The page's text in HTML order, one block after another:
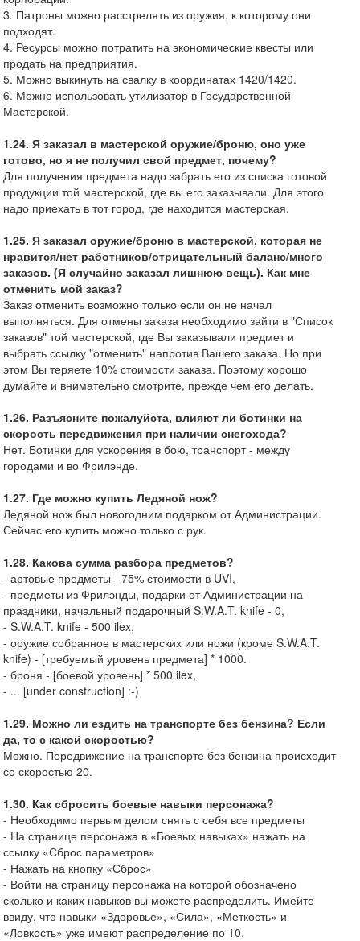
3. Патроны можно расстрелять из оружия, к которому они
подходят.
4. Ресурсы можно потратить на экономические квесты или
продать на предприятия.
5. Можно выкинуть на свалку в координатах 1420/1420.
6. Можно использовать утилизатор в Государственной
Мастерской.
1.24. Я заказал в мастерской оружие/броню, оно уже
готово, но я не получил свой предмет, почему?
Для получения предмета надо забрать его из списка готовой
продукции той мастерской, где вы его заказывали. Для этого
надо приехать в тот город, где находится мастерская.
1.25. Я заказал оружие/броню в мастерской, которая не
нравится/нет работников/отрицательный баланс/много
заказов. (Я случайно заказал лишнюю вещь). Как мне
отменить мой заказ?
Заказ отменить возможно только если он не начал
выполняться. Для отмены заказа необходимо зайти в "Список
заказов" той мастерской, где Вы заказывали предмет и
выбрать ссылку "отменить" напротив Вашего заказа. Но при
этом Вы теряете 10% стоимости заказа. Поэтому хорошо
думайте и внимательно смотрите, прежде чем его делать.
1.26. Разъясните пожалуйста, влияют ли ботинки на
скорость передвижения при наличии снегохода?
Нет. Ботинки для ускорения в бою, транспорт - между
городами и во Фрилэнде.
1.27. Где можно купить Ледяной нож?
Ледяной нож был новогодним подарком от Администрации.
Сейчас его купить можно только с рук.
1.28. Какова сумма разбора предметов?
- артовые предметы - 75% стоимости в UVI,
- предметы из Фрилэнды, подарки от Администрации на
праздники, начальный подарочный S.W.A.T. knife - 0,
- S.W.A.T. knife - 500 ilex,
- оружие собранное в мастерских или ножи (кроме S.W.A.T.
knife) - [требуемый уровень предмета] * 1000.
- броня - [боевой уровень] * 500 ilex,
- ... [under construction] :-)
1.29. Можно ли ездить на транспорте без бензина? Если
да, то с какой скоростью?
Можно. Передвижение на транспорте без бензина происходит
со скоростью 20.
1.30. Как сбросить боевые навыки персонажа?
- Необходимо первым делом снять с себя все предметы
- На странице персонажа в «Боевых навыках» нажать на
ссылку «Сброс параметров»
- Нажать на кнопку «Сброс»
- Войти на страницу персонажа на которой обозначено
сколько и каких навыков вы можете распределить. Имейте
ввиду, что навыки «Здоровье», «Сила», «Меткость» и
«Ловкость» уже имеют распределение по 10.